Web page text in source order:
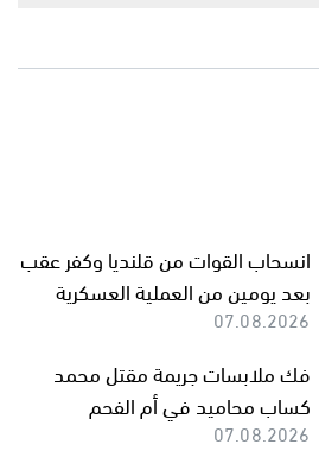
انسحاب القوات من قلنديا وكفر عقب
بعد يومين من العملية العسكرية
07.08.2026
فك ملابسات جريمة مقتل محمد
كساب محاميد في أم الفحم
07.08.2026